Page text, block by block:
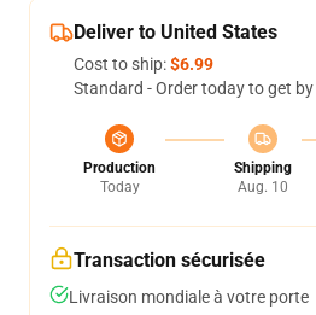
Deliver to United States
Cost to ship:$6.99
Standard - Order today to get by
Production
Today
Shipping
Aug. 10
Transaction sécurisée
Livraison mondiale à votre porte